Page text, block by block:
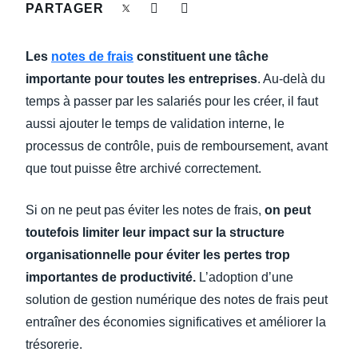
Norway (English)
L’EXPÉRIENCE EMPLOYÉ
PARTAGER
Les notes de frais constituent une tâche
importante pour toutes les entreprises. Au-delà du
temps à passer par les salariés pour les créer, il faut
aussi ajouter le temps de validation interne, le
processus de contrôle, puis de remboursement, avant
que tout puisse être archivé correctement.
Si on ne peut pas éviter les notes de frais, on peut
toutefois limiter leur impact sur la structure
organisationnelle pour éviter les pertes trop
importantes de productivité. L’adoption d’une
solution de gestion numérique des notes de frais peut
entraîner des économies significatives et améliorer la
trésorerie.